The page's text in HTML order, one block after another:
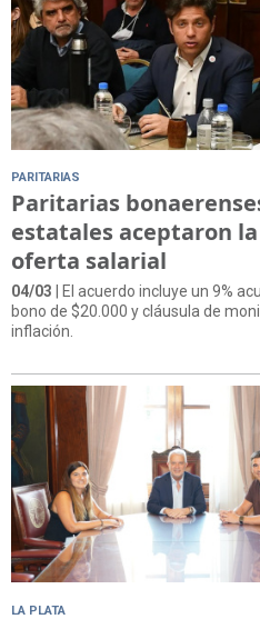
PARITARIAS
Paritarias
estatales aceptaron
oferta salarial
04/03 | El acuerdo incluye un 9%
bono de $20.000 y cláusula de
inflación.
LA PLATA